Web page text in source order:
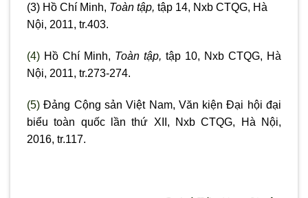
(3) Hồ Chí Minh, Toàn tập, tập 14, Nxb CTQG, Hà
Nội, 2011, tr.403.
(4) Hồ Chí Minh, Toàn tập, tập 10, Nxb CTQG, Hà
Nội, 2011, tr.273-274.
(5)Đảng Cộng sản Việt Nam, Văn kiện Đại hội đại
biểu toàn quốc lần thứ XII, Nxb CTQG, Hà Nội,
2016, tr.117.